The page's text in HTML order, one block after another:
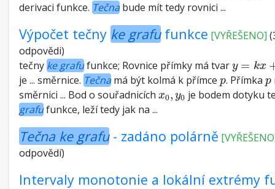
derivaci funkce. Tečnabude mít tedy rovnici ...
Výpočet tečny ke grafufunkce [VYŘEŠENO]
odpovědi)
tečny ke grafufunkce; Rovnice přímky má tvar y = kx
y x+q
je ... směrnice. Tečnamá být kolmá k přímce p
p. Přímka p
p
směrnici ... Bod o souřadnicích x0, y0
x0 y0 je bodem dotyku
grafufunkce, leží tedy jak na ...
Tečna ke grafu- zadáno polárně
odpovědí)
Intervaly monotonie a lokální extrémy